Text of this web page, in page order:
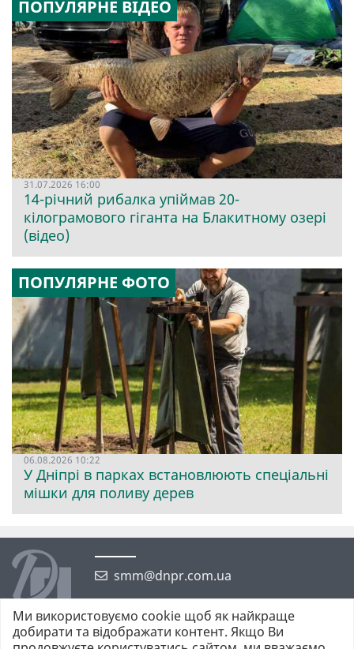
ПОПУЛЯРНЕ ВІДЕО
31.07.2026 16:00
14-річний рибалка упіймав 20-
кілограмового гіганта на Блакитному озері
(відео)
ПОПУЛЯРНЕ ФОТО
06.08.2026 10:22
У Дніпрі в парках встановлюють спеціальні
мішки для поливу дерев
smm@dnpr.com.ua
Ми використовуємо cookie щоб як найкраще
добирати та відображати контент. Якщо Ви